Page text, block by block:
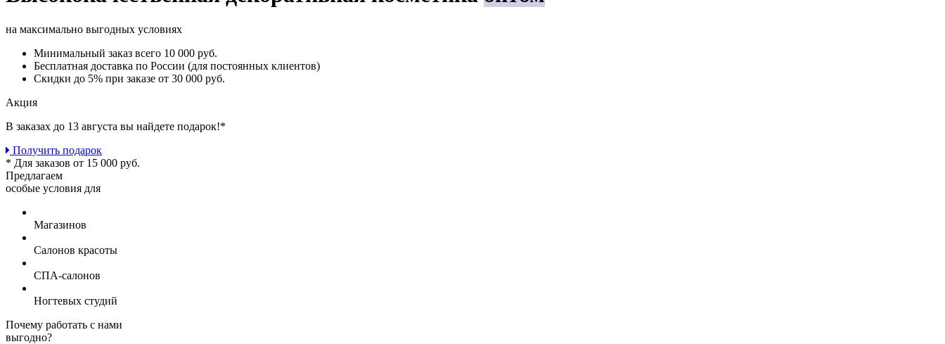
на максимально выгодных условиях
Минимальный заказ всего 10 000 руб.
Бесплатная доставка по России (для постоянных клиентов)
Скидки до 5% при заказе от 30 000 руб.
Акция
В заказах до 13 августа вы найдете подарок!*
Получить подарок
* Для заказов от 15 000 руб.
Предлагаем
особые условия для
Магазинов
Салонов красоты
СПА-салонов
Ногтевых студий
Почему работать с нами
выгодно?